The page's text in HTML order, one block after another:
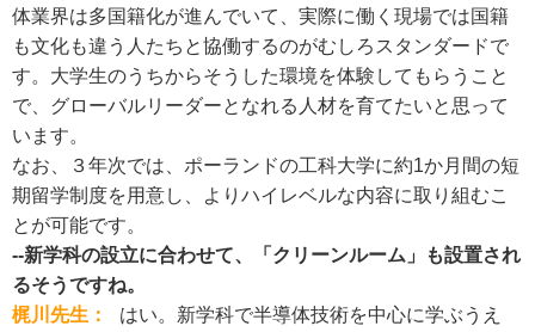
体業界は多国籍化が進んでいて、実際に働く現場では国籍
も文化も違う人たちと協働するのがむしろスタンダードで
す。大学生のうちからそうした環境を体験してもらうこと
で、グローバルリーダーとなれる人材を育てたいと思って
います。
なお、３年次では、ポーランドの工科大学に約1か月間の短
期留学制度を用意し、よりハイレベルな内容に取り組むこ
とが可能です。
--新学科の設立に合わせて、「クリーンルーム」も設置され
るそうですね。
梶川先生：
はい。新学科で半導体技術を中心に学ぶうえ